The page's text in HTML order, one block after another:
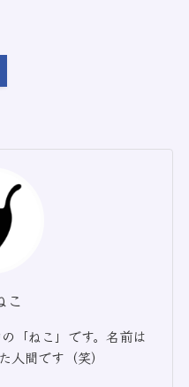
こ
「ねこ」です。名前は
人間です（笑）